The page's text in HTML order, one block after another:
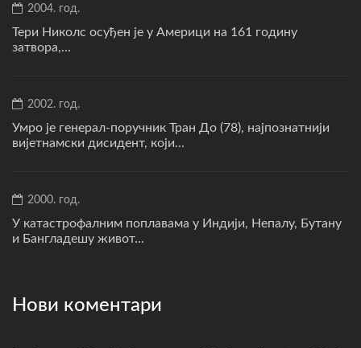
2004. год.
Тери Николс осуђен је у Америци на 161 годину
затвора,...
2002. год.
Умро је генерал-поручник Тран До (78), најпознатнији
вијетнамски дисидент, који...
2000. год.
У катастрофалним поплавама у Индији, Непалу, Бутану
и Бангладешу живот...
Нови коментари